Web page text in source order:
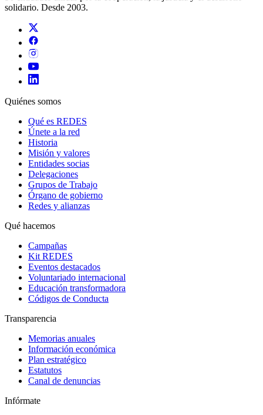
solidario. Desde 2003.
Quiénes somos
Qué es REDES
Únete a la red
Historia
Misión y valores
Entidades socias
Delegaciones
Grupos de Trabajo
Órgano de gobierno
Redes y alianzas
Qué hacemos
Campañas
Kit REDES
Eventos destacados
Voluntariado internacional
Educación transformadora
Códigos de Conducta
Transparencia
Memorias anuales
Información económica
Plan estratégico
Estatutos
Canal de denuncias
Infórmate